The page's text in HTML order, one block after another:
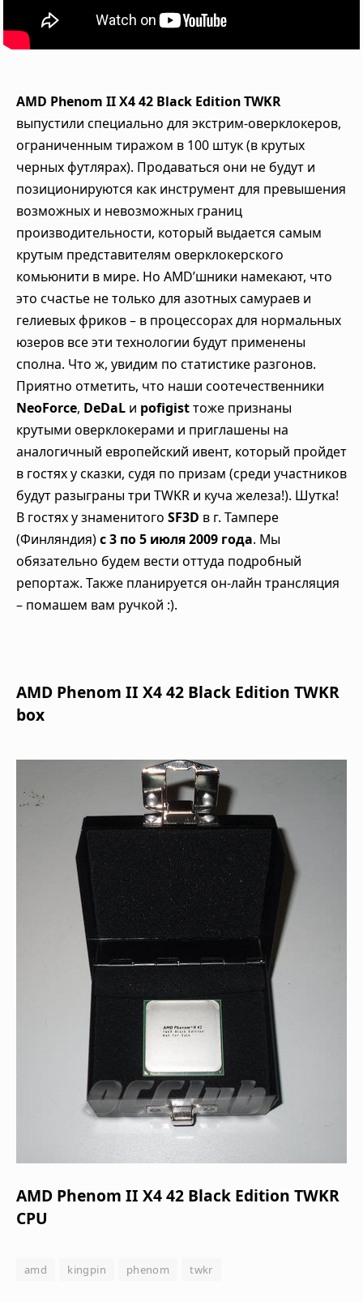
AMD Phenom II X4 42 Black Edition TWKR
выпустили специально для экстрим-оверклокеров,
ограниченным тиражом в 100 штук (в крутых
черных футлярах). Продаваться они не будут и
позиционируются как инструмент для превышения
возможных и невозможных границ
производительности, который выдается самым
крутым представителям оверклокерского
комьюнити в мире. Но AMD’шники намекают, что
это счастье не только для азотных самураев и
гелиевых фриков – в процессорах для нормальных
юзеров все эти технологии будут применены
сполна. Что ж, увидим по статистике разгонов.
Приятно отметить, что наши соотечественники
NeoForce, DeDaL и pofigistтоже признаны
крутыми оверклокерами и приглашены на
аналогичный европейский ивент, который пройдет
в гостях у сказки, судя по призам (среди участников
будут разыграны три TWKR и куча железа!). Шутка!
В гостях у знаменитого SF3D в г. Тампере
(Финляндия)с 3 по 5 июля 2009 года. Мы
обязательно будем вести оттуда подробный
репортаж. Также планируется он-лайн трансляция
– помашем вам ручкой :).
AMD Phenom II X4 42 Black Edition TWKR
box
AMD Phenom II X4 42 Black Edition TWKR
CPU
amd kingpin phenom twkr